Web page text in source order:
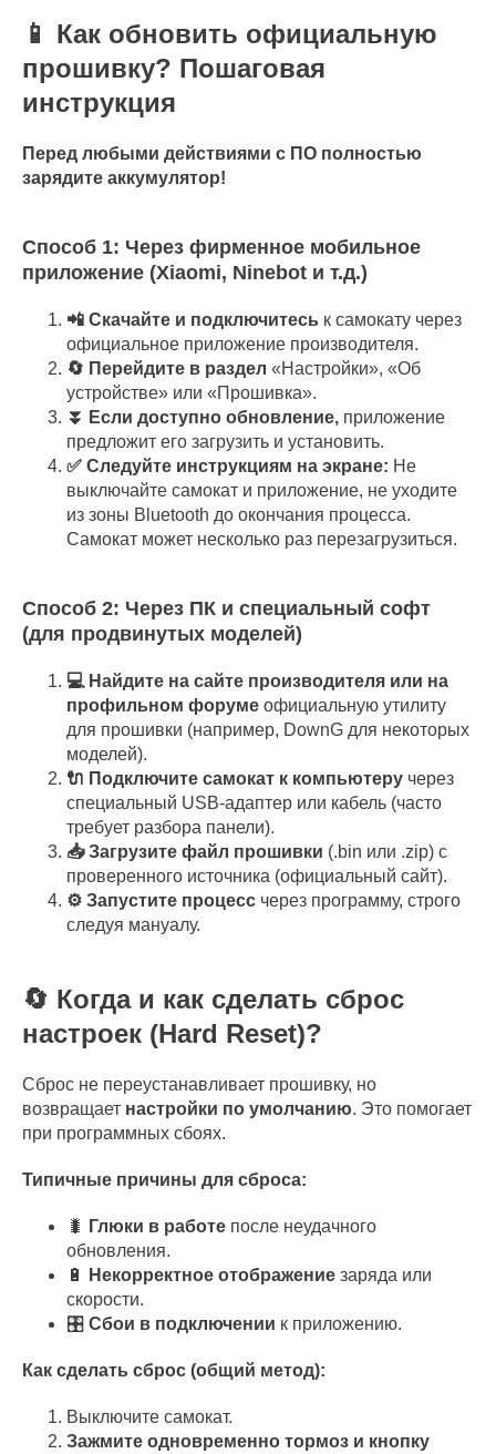
📱 Как обновить официальную
прошивку? Пошаговая
инструкция
Перед любыми действиями с ПО полностью
зарядите аккумулятор!
Способ 1: Через фирменное мобильное
приложение (Xiaomi, Ninebot и т.д.)
📲 Скачайте и подключитесь к самокату через
официальное приложение производителя.
🔄 Перейдите в раздел «Настройки», «Об
устройстве» или «Прошивка».
⏬ Если доступно обновление, приложение
предложит его загрузить и установить.
✅ Следуйте инструкциям на экране: Не
выключайте самокат и приложение, не уходите
из зоны Bluetooth до окончания процесса.
Самокат может несколько раз перезагрузиться.
Способ 2: Через ПК и специальный софт
(для продвинутых моделей)
💻 Найдите на сайте производителя или на
профильном форуме официальную утилиту
для прошивки (например, DownG для некоторых
моделей).
🔌 Подключите самокат к компьютеру через
специальный USB-адаптер или кабель (часто
требует разбора панели).
📥 Загрузите файл прошивки (.bin или .zip) с
проверенного источника (официальный сайт).
⚙️ Запустите процесс через программу, строго
следуя мануалу.
🔄 Когда и как сделать сброс
настроек (Hard Reset)?
Сброс не переустанавливает прошивку, но
возвращает настройки по умолчанию. Это помогает
при программных сбоях.
Типичные причины для сброса:
🐛 Глюки в работе после неудачного
обновления.
🔋
Некорректное отображение заряда или
скорости.
🎛 Сбои в подключении к приложению.
Как сделать сброс (общий метод):
Выключите самокат.
Зажмите одновременно тормоз и кнопку